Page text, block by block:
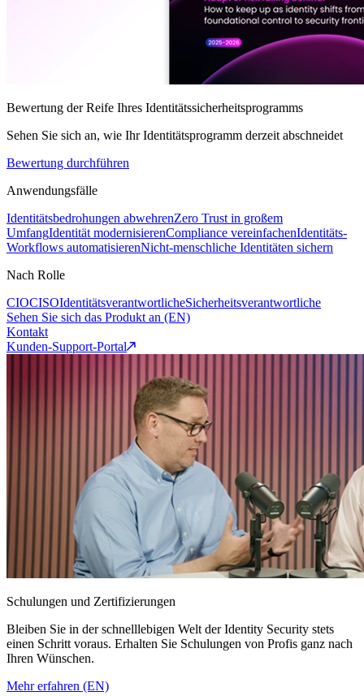
Bewertung der Reife Ihres Identitätssicherheitsprogramms
Sehen Sie sich an, wie Ihr Identitätsprogramm derzeit abschneidet
Bewertung durchführen
Anwendungsfälle
Identitätsbedrohungen abwehrenZero Trust in großem
UmfangIdentität modernisierenCompliance vereinfachenIdentitäts-
Workflows automatisierenNicht-menschliche Identitäten sichern
Nach Rolle
CIOCISOIdentitätsverantwortlicheSicherheitsverantwortliche
Sehen Sie sich das Produkt an (EN)
Kontakt
Kunden-Support-Portal
Schulungen und Zertifizierungen
Bleiben Sie in der schnelllebigen Welt der Identity Security stets
einen Schritt voraus. Erhalten Sie Schulungen von Profis ganz nach
Ihren Wünschen.
Mehr erfahren (EN)